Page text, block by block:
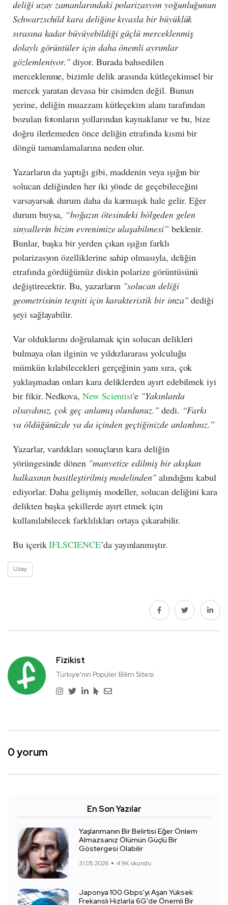
deliği uzay zamanlarındaki polarizasyon yoğunluğunun
Schwarzschild kara deliğine kıyasla bir büyüklük
sırasına kadar büyüyebildiği güçlü merceklenmiş
dolaylı görüntüler için daha önemli ayrımlar
gözlemleniyor." diyor. Burada bahsedilen
merceklenme, bizimle delik arasında kütleçekimsel bir
mercek yaratan devasa bir cisimden değil. Bunun
yerine, deliğin muazzam kütleçekim alanı tarafından
bozulan fotonların yollarından kaynaklanır ve bu, bize
doğru ilerlemeden önce deliğin etrafında kısmi bir
döngü tamamlamalarına neden olur.
Yazarların da yaptığı gibi, maddenin veya ışığın bir
solucan deliğinden her iki yönde de geçebileceğini
varsayarsak durum daha da karmaşık hale gelir. Eğer
durum buysa, “boğazın ötesindeki bölgeden gelen
sinyallerin bizim evrenimize ulaşabilmesi” beklenir.
Bunlar, başka bir yerden çıkan ışığın farklı
polarizasyon özelliklerine sahip olmasıyla, deliğin
etrafında gördüğümüz diskin polarize görüntüsünü
değiştirecektir. Bu, yazarların "solucan deliği
geometrisinin tespiti için karakteristik bir imza" dediği
şeyi sağlayabilir.
Var olduklarını doğrulamak için solucan delikleri
bulmaya olan ilginin ve yıldızlararası yolculuğu
mümkün kılabilecekleri gerçeğinin yanı sıra, çok
yaklaşmadan onları kara deliklerden ayırt edebilmek iyi
bir fikir. Nedkova, New Scientist'e "Yakınlarda
olsaydınız, çok geç anlamış olurdunuz."dedi. “Farkı
ya öldüğünüzde ya da içinden geçtiğinizde anlardınız.”
Yazarlar, vardıkları sonuçların kara deliğin
yörüngesinde dönen "manyetize edilmiş bir akışkan
halkasının basitleştirilmiş modelinden"alındığını kabul
ediyorlar. Daha gelişmiş modeller, solucan deliğini kara
delikten başka şekillerde ayırt etmek için
kullanılabilecek farklılıkları ortaya çıkarabilir.
Bu içerikIFLSCIENCE’da yayınlanmıştır.
Uzay
Fizikist
Türkiye'nin Popüler Bilim Sitesi
0 yorum
En Son Yazılar
Yaşlanmanın Bir Belirtisi Eğer Önlem
Almazsanız Ölümün Güçlü Bir
Göstergesi Olabilir
31.05.2026 4.9K okundu.
Japonya 100 Gbps'yi Aşan Yüksek
Frekanslı Hızlarla 6G'de Önemli Bir